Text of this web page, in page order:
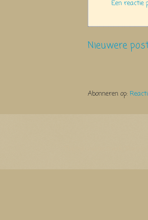
Een reactie
Nieuwere
Abonneren op: